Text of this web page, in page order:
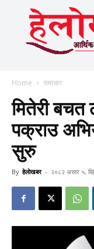
Home समाचार
मितेरी बचत
पक्राउ
सुरु
By हेलाेखबर - २०८२ असार ५,